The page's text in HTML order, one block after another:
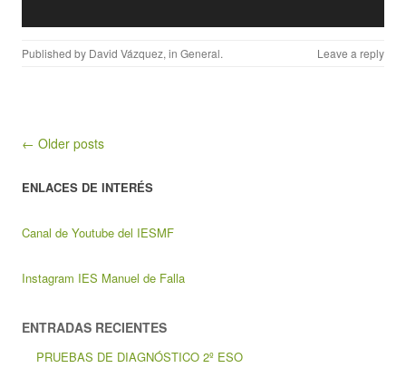
Published by David Vázquez, in General. Leave a reply
Post navigation
← Older posts
ENLACES DE INTERÉS
Canal de Youtube del IESMF
Instagram IES Manuel de Falla
ENTRADAS RECIENTES
PRUEBAS DE DIAGNÓSTICO 2º ESO